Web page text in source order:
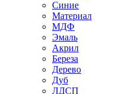
Синие
Материал
МДФ
Эмаль
Акрил
Береза
Дерево
Дуб
ЛДСП